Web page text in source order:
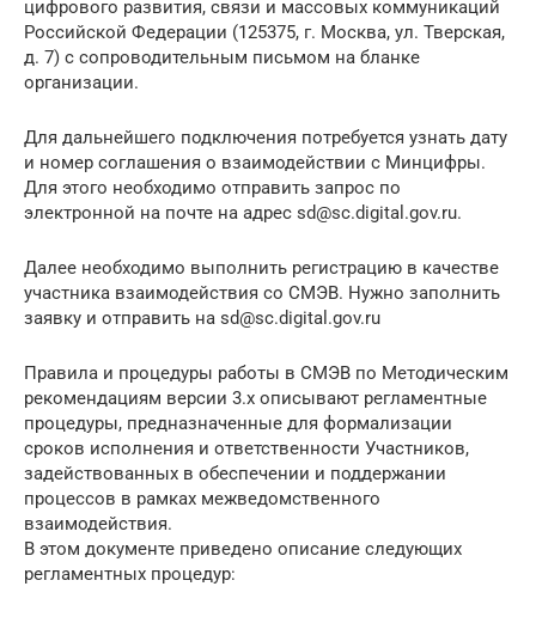
цифрового развития, связи и массовых коммуникаций
Российской Федерации (125375, г. Москва, ул. Тверская,
д. 7) с сопроводительным письмом на бланке
организации.
Для дальнейшего подключения потребуется узнать дату
и номер соглашения о взаимодействии с Минцифры.
Для этого необходимо отправить запрос по
электронной на почте на адрес sd@sc.digital.gov.ru.
Далее необходимо выполнить регистрацию в качестве
участника взаимодействия со СМЭВ. Нужно заполнить
заявку и отправить на sd@sc.digital.gov.ru
Правила и процедуры работы в СМЭВ по Методическим
рекомендациям версии 3.х описывают регламентные
процедуры, предназначенные для формализации
сроков исполнения и ответственности Участников,
задействованных в обеспечении и поддержании
процессов в рамках межведомственного
взаимодействия.
В этом документе приведено описание следующих
регламентных процедур: